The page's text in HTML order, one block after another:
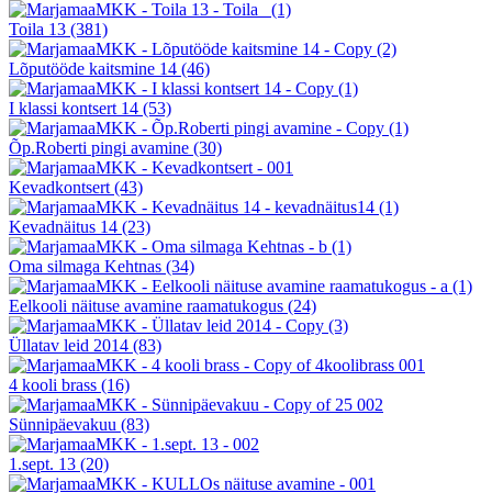
Toila 13 (381)
Lõputööde kaitsmine 14 (46)
I klassi kontsert 14 (53)
Õp.Roberti pingi avamine (30)
Kevadkontsert (43)
Kevadnäitus 14 (23)
Oma silmaga Kehtnas (34)
Eelkooli näituse avamine raamatukogus (24)
Üllatav leid 2014 (83)
4 kooli brass (16)
Sünnipäevakuu (83)
1.sept. 13 (20)